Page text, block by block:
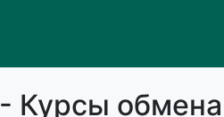
- Курсы